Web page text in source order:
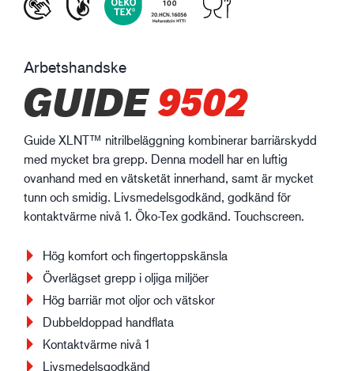
Arbetshandske
GUIDE9502
Guide XLNT™ nitrilbeläggning kombinerar barriärskydd
med mycket bra grepp. Denna modell har en luftig
ovanhand med en vätsketät innerhand, samt är mycket
tunn och smidig. Livsmedelsgodkänd, godkänd för
kontaktvärme nivå 1. Öko-Tex godkänd. Touchscreen.
Hög komfort och fingertoppskänsla
Överlägset grepp i oljiga miljöer
Hög barriär mot oljor och vätskor
Dubbeldoppad handflata
Kontaktvärme nivå 1
Livsmedelsgodkänd